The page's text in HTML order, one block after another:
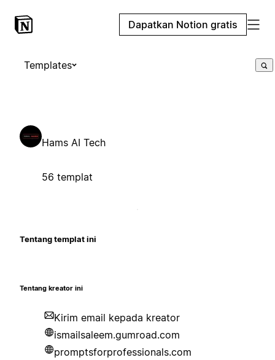
Dapatkan Notion gratis
Templates
Hams AI Tech
56 templat
Tentang templat ini
Tentang kreator ini
Kirim email kepada kreator
ismailsaleem.gumroad.com
promptsforprofessionals.com